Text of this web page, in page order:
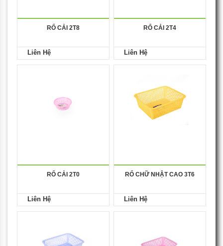
RỔ CẢI 2T8
Liên Hệ
RỔ CẢI 2T4
Liên Hệ
RỔ CẢI 2T0
Liên Hệ
RỔ CHỮ NHẬT CAO 3T6
Liên Hệ